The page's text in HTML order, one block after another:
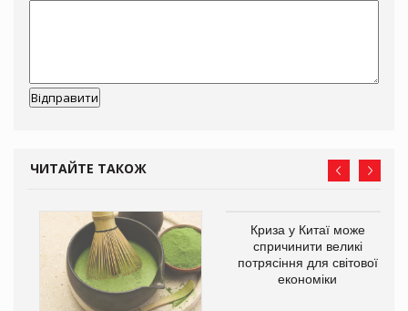
ЧИТАЙТЕ ТАКОЖ
Криза у Китаї може
спричинити великі
потрясіння для світової
економіки